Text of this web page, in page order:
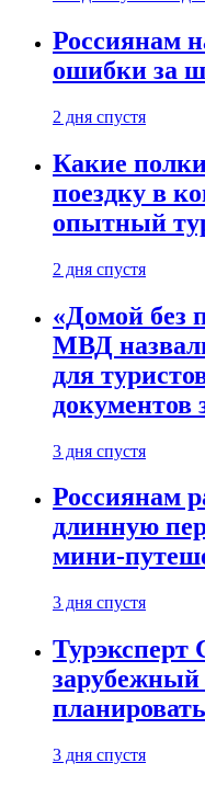
Россиянам
ошибки за
2 дня спустя
Какие
поездку в
опытный
2 дня спустя
«Домой без
МВД
для
документов
3 дня спустя
Россиянам
длинную
мини-
3 дня спустя
Турэксперт
зарубежный
3 дня спустя